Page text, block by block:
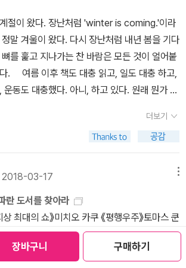
장바구니 구매하기
기보다 몇 배 으스스, 오소소 소름 돋는 건 보
놓인 한 다리가 무슨 이야기를 한다는 걸까. 시
래된 전설과 마을 사람들의 이야기부터 천천히
시절 세워진 그 다리는 수백 년 동안 사람들이
간을 지켜봤고, 제국이 바뀌고 전쟁이 휩쓸고
히 견뎌냈다. 수백 년을 같은 자리를 지킨 다리
다 더 많은 사람의 삶과 시간을 품고 있을지도
다리가 간직한 것은 거대한 역사의 기록만은 아
억하고 이야기로 남긴 순간들, 그리고 그들이
로 바꿀 수 있는 것들만을 기억하고 다시 곱씹
그 밖의 다른 것들은 무엇이 되었든 간에 여러
해 무관심하듯 그렇게 특별한 흔적을 남기는
를 지나갈 뿐인 것이다. 이런 것들은 사람들의
그들의 기억 속에 남아 있지도 않는 법이니까.
《야쿠비얀 빌딩》1934년 아르메니아인 사
카이로 중심가에 지은 10층짜리 유럽풍 건물.
물 형태도 단순하다. 그림 분위기가 전체적으
우울한 편이다. * [절판] 하워드 필립스 러브크
때부터 집에서만 지냈다. 집과 그곳에 있는 책
는 ‘지상 낙원’이었다. 러브크래프트는 왕성한
을 이해했고, 이를 토대로 자신만의 시선이 반
알고 있다. 그가 쓴 《공포 문학의 매혹》은 러
편력으로 구축된 공포 문학 개론서다. 이 책
각하는 공포 문학의 정의와 공포 문학 작가들의
. 이 책에서 러브크래프트는 윌리엄 블레이크
이 영국식 기괴한 이야기의 전형 중 하나라고 언
크래프트가 소설 속 인물을 설정할 때 자주 쓰는
of the Dark』의 로버트 블레이크처럼 다
설 속 주인공들도 처음에 불가사의한 현상과 물
. 하지만 위험한 호기심은 그들을 혼돈에 빠뜨
및 사회적 지위와 관련된 인종과 계급은 피해
생산한다. 여성은 단순하지 않다. 여성은 살아가
공통된 차별을 경험하는 단일하고 매끄러운 존
향한 곱지 않은 시선, 거기서부터 생긴 편견과
력으로 지금도 다양한 형태로 자라나고 있다.
임 선정 도서] * 하워드 필립스 러브크래프트,
워드 필립스 러브크래프트: 크툴루의 부름 외
프트, 정진영
트 전집 1》 (황금가지, 2009년) * 하워드
정진영, 류지선 옮김 《러브크래프트 전집 4》
대부터 존재해온 ‘인종 차별’ 히드라는 러브크
Lovecraft)의 소설 속에서도 살고 있
주에서 온 미지의 존재가 등장하는 공포소설을
편은 일단 대충 주문을 마치고, 아내가 주문하
오겠다면서 자리를 뜬다. 물맛도 시원찮으니
신 좀 날 것 같다는 그. 남편이 화장실을 간 동
뉴를 주문한 아내는 무료한 터에 카페 안을 이
기를 쳐다보는 남자들과 눈이 마주친다.카페 주
식을 가져오는데, 이상하다. 남편은 왜 이렇게
가 또 다른 남자가 화장실을 들어갔다 나오는데
은 대체 어떻게 된 것일까. 아내는 초초해진다.
남자들이 자신을 더 집요하게 쳐다보는 것 같다.
생각한 아내는 화장실을 들어갔다 나오는 한 남
내 남편을 보지 못했느냐” 묻는데, 남자는 화
고 말한다. 아무도 없다니! 아무도! 믿을 수가
다. 주인은 투덜대면서 화장실을 들어가는데,
는 게 아닌가. 대체 이 남편은 어디로 갔을까,
로 현대문학 단편선을 꼽을 수 있다. 코즈믹 호
소설로만 딱 모아놨다. 입문자에게는 무조건
집가를 위해 러브크래프트 소설 전집도 나와
소설들은 1-3권에 몰려있으니 이 책들부터
포 문학론공포 문학 (특히, 고딕 소설)에 대해
세이 [공포 문학의 매혹]도 읽어볼 수 있다.공포
세이가 아니라 문학 비평에 가까운 글을 읽어보
한 것과 으스스한 것]을 추천한다. 문학사 내
나 비교를 원한다면, 프랑코 모레티의 [공포의
긴 하다. 다만, 이 책에서 러브크래프트 소설
고 있지 않고, 읽으려면 문학사에 대한 전반적
4. 패러디[Project LC.RC 세트]한국 SF 작가
프트 소설을 재해석한 시리즈가 있다. 몇몇 소
가진 문제점을 오히려 비트는 방식으로 패러디
만하다.맷 러프 - [러브크래프트 컨트리]러브
절이 왔다. 장난처럼 'winter is coming.'이라
말 겨울이 왔다. 다시 장난처럼 내년 봄을 기다
를 훑고 지나가는 찬 바람은 모든 것이 얼어붙
. 여름 이후 책도 대충 읽고, 일도 대충 하고,
동도 대충했다. 아니, 하고 있다. 원래 뭔가 열
을 자야하는 것처럼 몸이 말을 듣지 않는다. 이
히 하려다가 감기에 걸렸다. 감기 기운을 느끼
서 주사를 맞고 약을 처방받았다. 어차피 일주
어서. 영화 '뱀파이어와의 인터
원작 소설이 궁금해서 앤 라이스 소설을 대량
'를 이제서야 보고 샬레인 해리스 소설을 읽기
는 '뱀파이어'라는 존재를 지나치게 환상적인 존
르겠다. 하지만 뱀파이어가 나오는 소설이든
컬이든 보다보면, 그들의 외모나 탄생 여부를
더보기
2018-03-17
란 도서를 찾아라
(조금만 더 읽으면 완독인데 이걸 못하고 시간이
...어휴....)자크 모노 《우연과 필연》제임스 글